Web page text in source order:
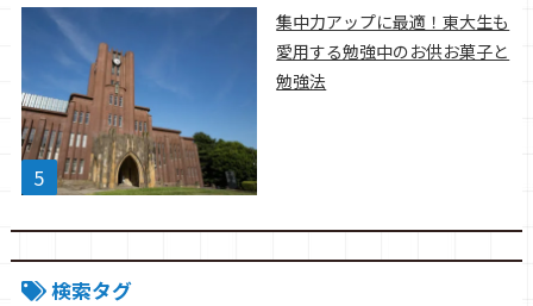
集中力アップに最適！東大生も
愛用する勉強中のお供お菓子と
勉強法
検索タグ